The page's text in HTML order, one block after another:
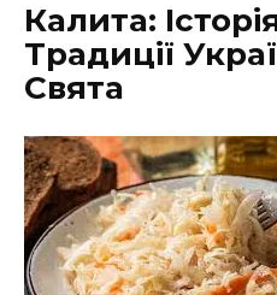
Калита:
Традиції
Свята